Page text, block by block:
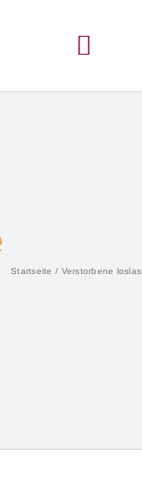
Startseite Verstorbene